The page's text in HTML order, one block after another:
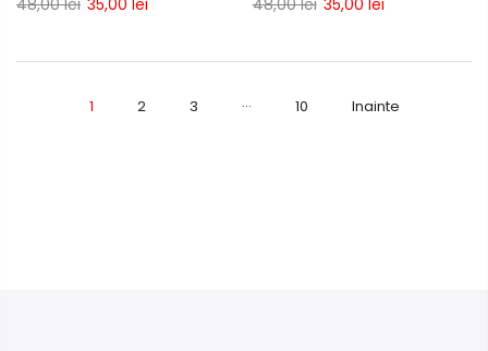
48,00 lei 35,00 lei
48,00 lei 35,00 lei
1 2 3 … 10 Inainte